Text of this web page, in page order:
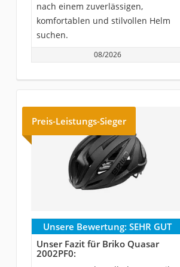
nach einem zuverlässigen,
komfortablen und stilvollen Helm
suchen.
08/2026
Preis-Leistungs-Sieger
Unsere Bewertung: SEHR GUT
Unser Fazit für Briko Quasar
2002PF0: